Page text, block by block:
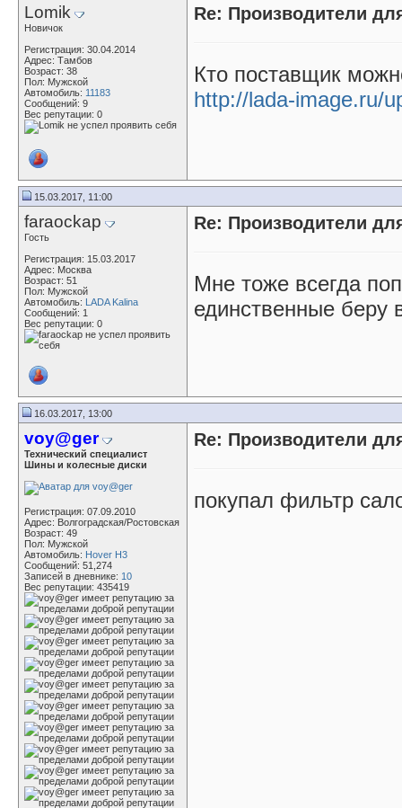
Lomik
Новичок
Регистрация: 30.04.2014
Адрес: Тамбов
Возраст: 38
Пол: Мужской
Автомобиль: 11183
Сообщений: 9
Вес репутации: 0
Re: Производители
Кто поставщик
http://lada-image.ru/
15.03.2017, 11:00
faraockap
Гость
Регистрация: 15.03.2017
Адрес: Москва
Возраст: 51
Пол: Мужской
Автомобиль: LADA Kalina
Сообщений: 1
Вес репутации: 0
Re: Производители
Мне тоже всегда
единственные беру
16.03.2017, 13:00
voy@ger
Технический специалист
Шины и колесные диски
Регистрация: 07.09.2010
Адрес: Волгоградская/Ростовская
Возраст: 49
Пол: Мужской
Автомобиль: Hover H3
Сообщений: 51,274
Записей в дневнике: 10
Вес репутации: 435419
Re: Производители
покупал фильтр